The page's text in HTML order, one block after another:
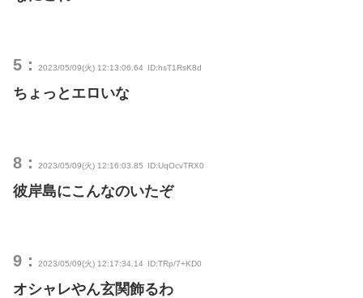
5： 2023/05/09(火) 12:13:06.64 ID:hsT1RsK8d
ちょっとエロいな
8： 2023/05/09(火) 12:16:03.85 ID:UqOcvTRX0
彼岸島にこんなのいたぞ
9： 2023/05/09(火) 12:17:34.14 ID:TRp/7+KD0
オシャレやん玄関飾るわ